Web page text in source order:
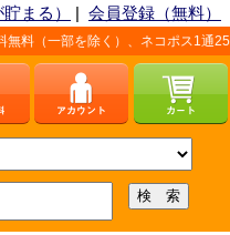
まる） | 会員登録（無料）
一部を除く）、ネコポス1通250